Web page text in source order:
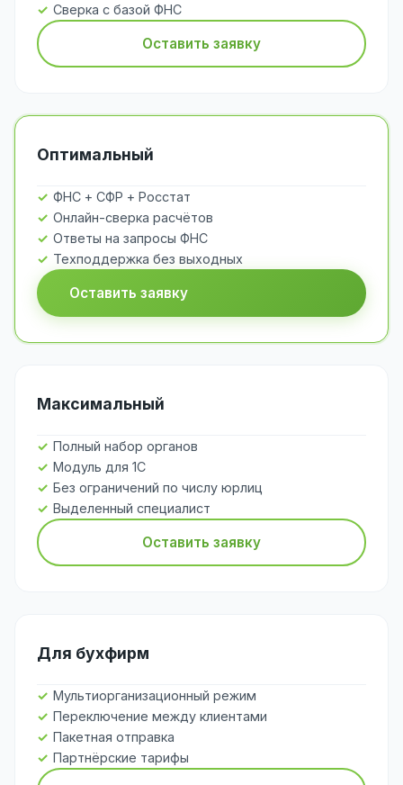
Сверка с базой ФНС
Оставить заявку
Оптимальный
ФНС + СФР + Росстат
Онлайн-сверка расчётов
Ответы на запросы ФНС
Техподдержка без выходных
Оставить заявку
Максимальный
Полный набор органов
Модуль для 1С
Без ограничений по числу юрлиц
Выделенный специалист
Оставить заявку
Для бухфирм
Мультиорганизационный режим
Переключение между клиентами
Пакетная отправка
Партнёрские тарифы